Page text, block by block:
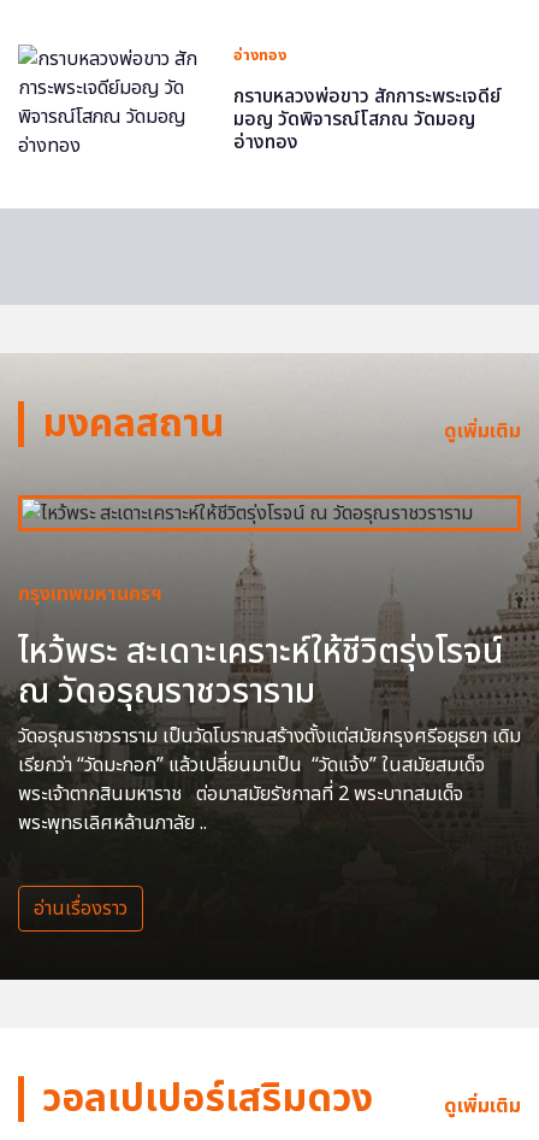
อ่างทอง
กราบหลวงพ่อขาว สักการะพระเจดีย์
มอญ วัดพิจารณ์โสภณ วัดมอญ
อ่างทอง
มงคลสถาน ดูเพิ่มเติม
กรุงเทพมหานครฯ
ไหว้พระ สะเดาะเคราะห์ให้ชีวิตรุ่งโรจน์
ณ วัดอรุณราชวราราม
วัดอรุณราชวราราม เป็นวัดโบราณสร้างตั้งแต่สมัยกรุงศรีอยุธยา เดิม
เรียกว่า “วัดมะกอก” แล้วเปลี่ยนมาเป็น “วัดแจ้ง” ในสมัยสมเด็จ
พระเจ้าตากสินมหาราช ต่อมาสมัยรัชกาลที่ 2 พระบาทสมเด็จ
พระพุทธเลิศหล้านภาลัย ..
อ่านเรื่องราว
วอลเปเปอร์เสริมดวง ดูเพิ่มเติม